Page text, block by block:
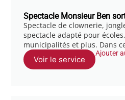
Spectacle Monsieur Ben
Spectacle de clownerie,
spectacle adapté pour
municipalités et plus. Dans
Voir le service
Ajouter